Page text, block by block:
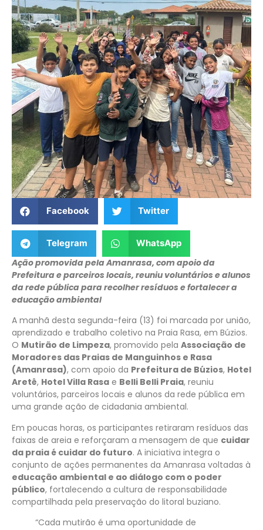
Facebook Twitter
Telegram WhatsApp
Ação promovida pela Amanrasa, com apoio da
Prefeitura e parceiros locais, reuniu voluntários e alunos
da rede pública para recolher resíduos e fortalecer a
educação ambiental
A manhã desta segunda-feira (13) foi marcada por união,
aprendizado e trabalho coletivo na Praia Rasa, em Búzios.
O Mutirão de Limpeza, promovido pela Associação de
Moradores das Praias de Manguinhos e Rasa
(Amanrasa), com apoio da Prefeitura de Búzios, Hotel
Aretê, Hotel Villa Rasa e Belli Belli Praia, reuniu
voluntários, parceiros locais e alunos da rede pública em
uma grande ação de cidadania ambiental.
Em poucas horas, os participantes retiraram resíduos das
faixas de areia e reforçaram a mensagem de que cuidar
da praia é cuidar do futuro. A iniciativa integra o
conjunto de ações permanentes da Amanrasa voltadas à
educação ambiental e ao diálogo com o poder
público, fortalecendo a cultura de responsabilidade
compartilhada pela preservação do litoral buziano.
“Cada mutirão é uma oportunidade de